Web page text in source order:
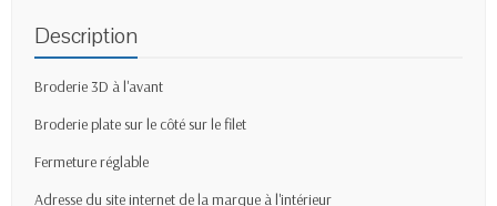
Description
Broderie 3D à l'avant
Broderie plate sur le côté sur le filet
Fermeture réglable
Adresse du site internet de la marque à l'intérieur